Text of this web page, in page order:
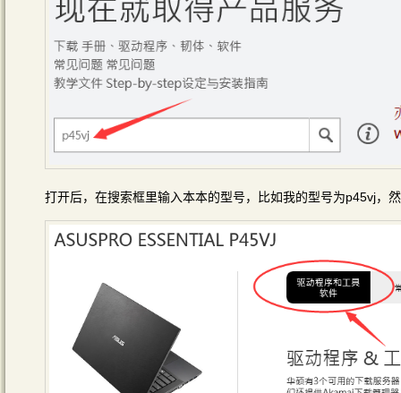
打开后，在搜索框里输入本本的型号，比如我的型号为p45vj，